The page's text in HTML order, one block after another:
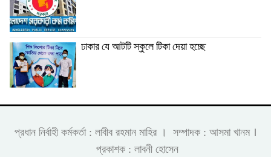
ঢাকার যে আটটি স্কুলে টিকা দেয়া হচ্ছে
প্রধান নির্বাহী কর্মকর্তা : লাবীব রহমান মাহির । সম্পাদক : আসমা খানম ।
প্রকাশক : লাবনী হোসেন